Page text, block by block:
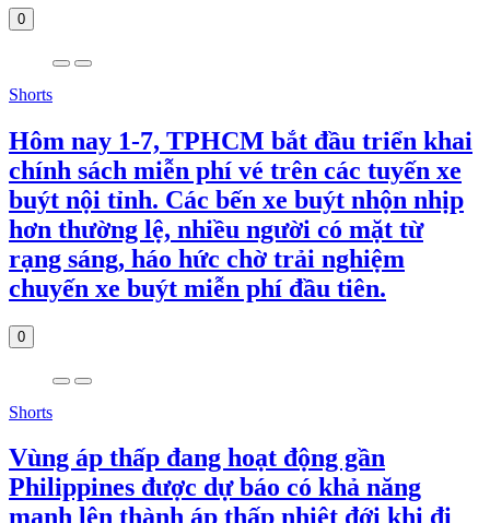
0
Shorts
Hôm nay 1-7, TPHCM bắt đầu triển khai
chính sách miễn phí vé trên các tuyến xe
buýt nội tỉnh. Các bến xe buýt nhộn nhịp
hơn thường lệ, nhiều người có mặt từ
rạng sáng, háo hức chờ trải nghiệm
chuyến xe buýt miễn phí đầu tiên.
0
Shorts
Vùng áp thấp đang hoạt động gần
Philippines được dự báo có khả năng
mạnh lên thành áp thấp nhiệt đới khi đi